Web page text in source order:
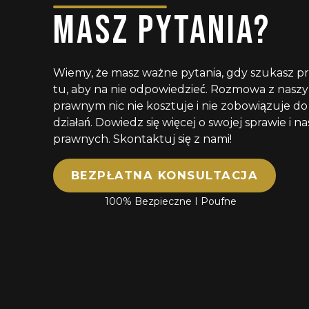
MASZ PYTANIA?
Wiemy, że masz ważne pytania, gdy szukasz
tu, aby na nie odpowiedzieć. Rozmowa z
prawnym nic nie kosztuje i nie zobowiązuje
działań. Dowiedz się więcej o swojej sprawie i
prawnych. Skontaktuj się z nami!
BEZPŁATNA KONSULTACJA
100% Bezpieczne I Poufne